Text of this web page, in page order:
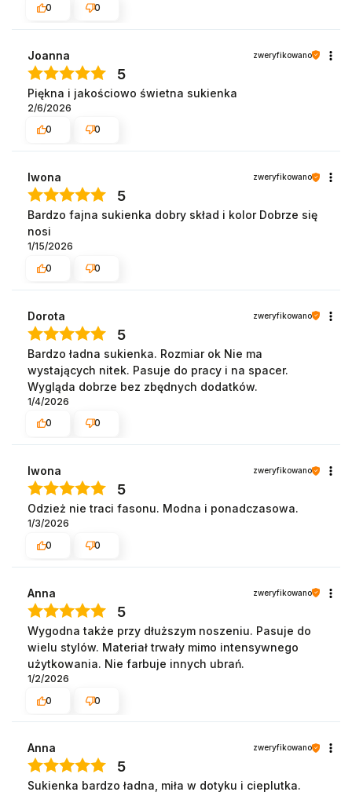
0
0
Joanna zweryfikowano
5
Piękna i jakościowo świetna sukienka
2/6/2026
0
0
Iwona zweryfikowano
5
Bardzo fajna sukienka dobry skład i kolor Dobrze się
nosi
1/15/2026
0
0
Dorota zweryfikowano
5
Bardzo ładna sukienka. Rozmiar ok Nie ma
wystających nitek. Pasuje do pracy i na spacer.
Wygląda dobrze bez zbędnych dodatków.
1/4/2026
0
0
Iwona zweryfikowano
5
Odzież nie traci fasonu. Modna i ponadczasowa.
1/3/2026
0
0
Anna zweryfikowano
5
Wygodna także przy dłuższym noszeniu. Pasuje do
wielu stylów. Materiał trwały mimo intensywnego
użytkowania. Nie farbuje innych ubrań.
1/2/2026
0
0
Anna zweryfikowano
5
Sukienka bardzo ładna, miła w dotyku i cieplutka.